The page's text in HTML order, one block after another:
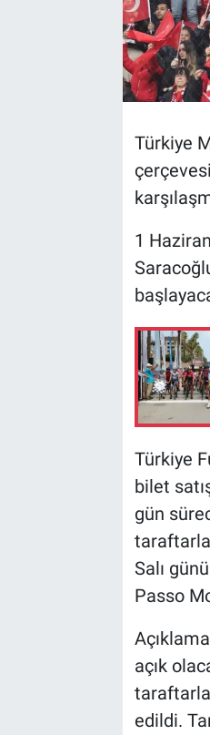
Türkiye
1
Türkiye
bilet
gün
Salı
Passo
açık
edildi.
BİLİM VE TEKNOLOJİ